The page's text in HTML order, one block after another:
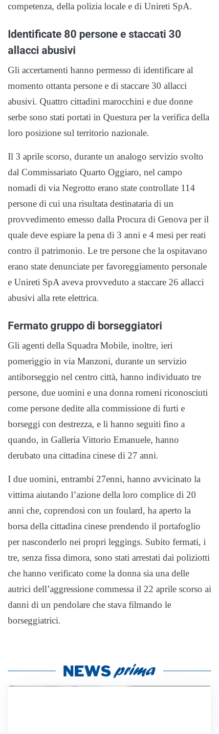
competenza, della polizia locale e di Unireti SpA.
Identificate 80 persone e staccati 30
allacci abusivi
Gli accertamenti hanno permesso di identificare al
momento ottanta persone e di staccare 30 allacci
abusivi. Quattro cittadini marocchini e due donne
serbe sono stati portati in Questura per la verifica della
loro posizione sul territorio nazionale.
Il 3 aprile scorso, durante un analogo servizio svolto
dal Commissariato Quarto Oggiaro, nel campo
nomadi di via Negrotto erano state controllate 114
persone di cui una risultata destinataria di un
provvedimento emesso dalla Procura di Genova per il
quale deve espiare la pena di 3 anni e 4 mesi per reati
contro il patrimonio. Le tre persone che la ospitavano
erano state denunciate per favoreggiamento personale
e Unireti SpA aveva provveduto a staccare 26 allacci
abusivi alla rete elettrica.
Fermato gruppo di borseggiatori
Gli agenti della Squadra Mobile, inoltre, ieri
pomeriggio in via Manzoni, durante un servizio
antiborseggio nel centro città, hanno individuato tre
persone, due uomini e una donna romeni riconosciuti
come persone dedite alla commissione di furti e
borseggi con destrezza, e li hanno seguiti fino a
quando, in Galleria Vittorio Emanuele, hanno
derubato una cittadina cinese di 27 anni.
I due uomini, entrambi 27enni, hanno avvicinato la
vittima aiutando l’azione della loro complice di 20
anni che, coprendosi con un foulard, ha aperto la
borsa della cittadina cinese prendendo il portafoglio
per nasconderlo nei propri leggings. Subito fermati, i
tre, senza fissa dimora, sono stati arrestati dai poliziotti
che hanno verificato come la donna sia una delle
autrici dell’aggressione commessa il 22 aprile scorso ai
danni di un pendolare che stava filmando le
borseggiatrici.